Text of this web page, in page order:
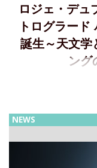
ロジェ・デュ
トログラード
誕生～天文学
ング
天文学とジュネー
エクスカリバー バ
らなる高みへと導
NEWS